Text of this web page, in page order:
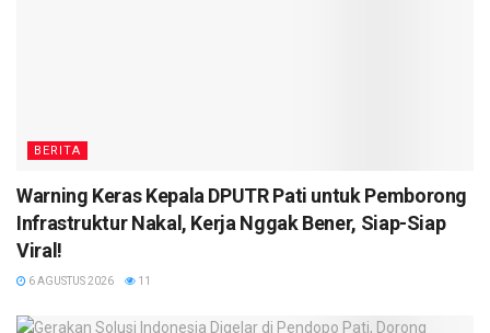
BERITA
Warning Keras Kepala DPUTR Pati untuk Pemborong
Infrastruktur Nakal, Kerja Nggak Bener, Siap-Siap
Viral!
6 AGUSTUS 2026 11